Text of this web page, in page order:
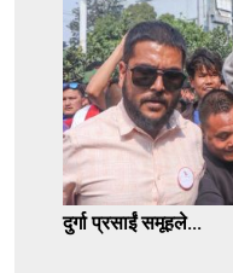
दुर्गा प्रसाईं समूहले...